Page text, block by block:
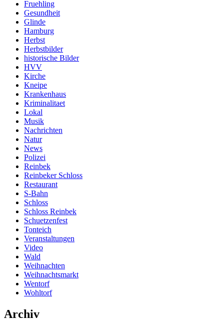
Fruehling
Gesundheit
Glinde
Hamburg
Herbst
Herbstbilder
historische Bilder
HVV
Kirche
Kneipe
Krankenhaus
Kriminalitaet
Lokal
Musik
Nachrichten
Natur
News
Polizei
Reinbek
Reinbeker Schloss
Restaurant
S-Bahn
Schloss
Schloss Reinbek
Schuetzenfest
Tonteich
Veranstaltungen
Video
Wald
Weihnachten
Weihnachtsmarkt
Wentorf
Wohltorf
Archiv